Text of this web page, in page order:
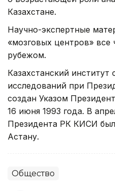
Казахстане.
Научно-экспертные
«мозговых центров»
рубежом.
Казахстанский институт
исследований при
создан Указом
16 июня 1993 года. В
Президента РК КИСИ
Астану.
Общество